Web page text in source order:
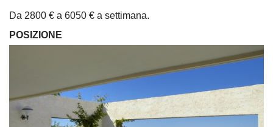
Da 2800 € a 6050 € a settimana.
POSIZIONE